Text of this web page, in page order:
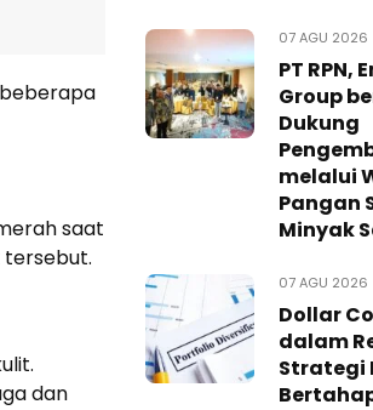
saat
dan
07 AGU 2026
PT RPN,
Group
Dukung
melalui
Pangan
Minyak
07 AGU 2026
Dollar
dalam
Strategi